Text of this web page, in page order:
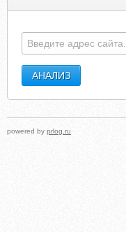
powered by prlog.ru